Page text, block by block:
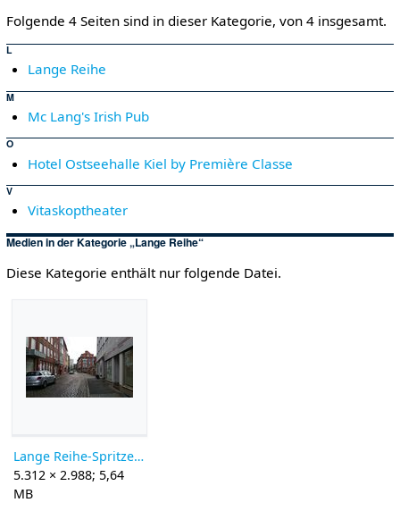
Folgende 4 Seiten sind in dieser Kategorie, von 4 insgesamt.
L
Lange Reihe
M
Mc Lang's Irish Pub
O
Hotel Ostseehalle Kiel by Première Classe
V
Vitaskoptheater
Medien in der Kategorie „Lange Reihe“
Diese Kategorie enthält nur folgende Datei.
Lange Reihe-Spritzengang.jpg
5.312 × 2.988; 5,64
MB